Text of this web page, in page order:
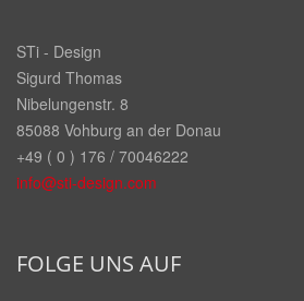
STi - Design
Sigurd Thomas
Nibelungenstr. 8
85088 Vohburg an der Donau
+49 ( 0 ) 176 / 70046222
info@sti-design.com
FOLGE UNS AUF